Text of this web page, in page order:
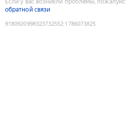
обратной связи
9180920998323732552:1786073825